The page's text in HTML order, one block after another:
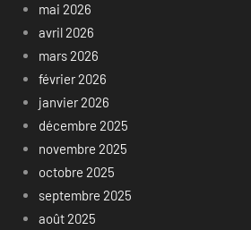
mai 2026
avril 2026
mars 2026
février 2026
janvier 2026
décembre 2025
novembre 2025
octobre 2025
septembre 2025
août 2025